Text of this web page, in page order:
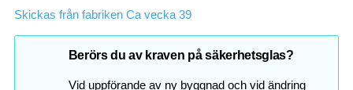
Skickas från fabriken Ca vecka 39
Berörs du av kraven på säkerhetsglas?
Vid uppförande av ny byggnad och vid ändring